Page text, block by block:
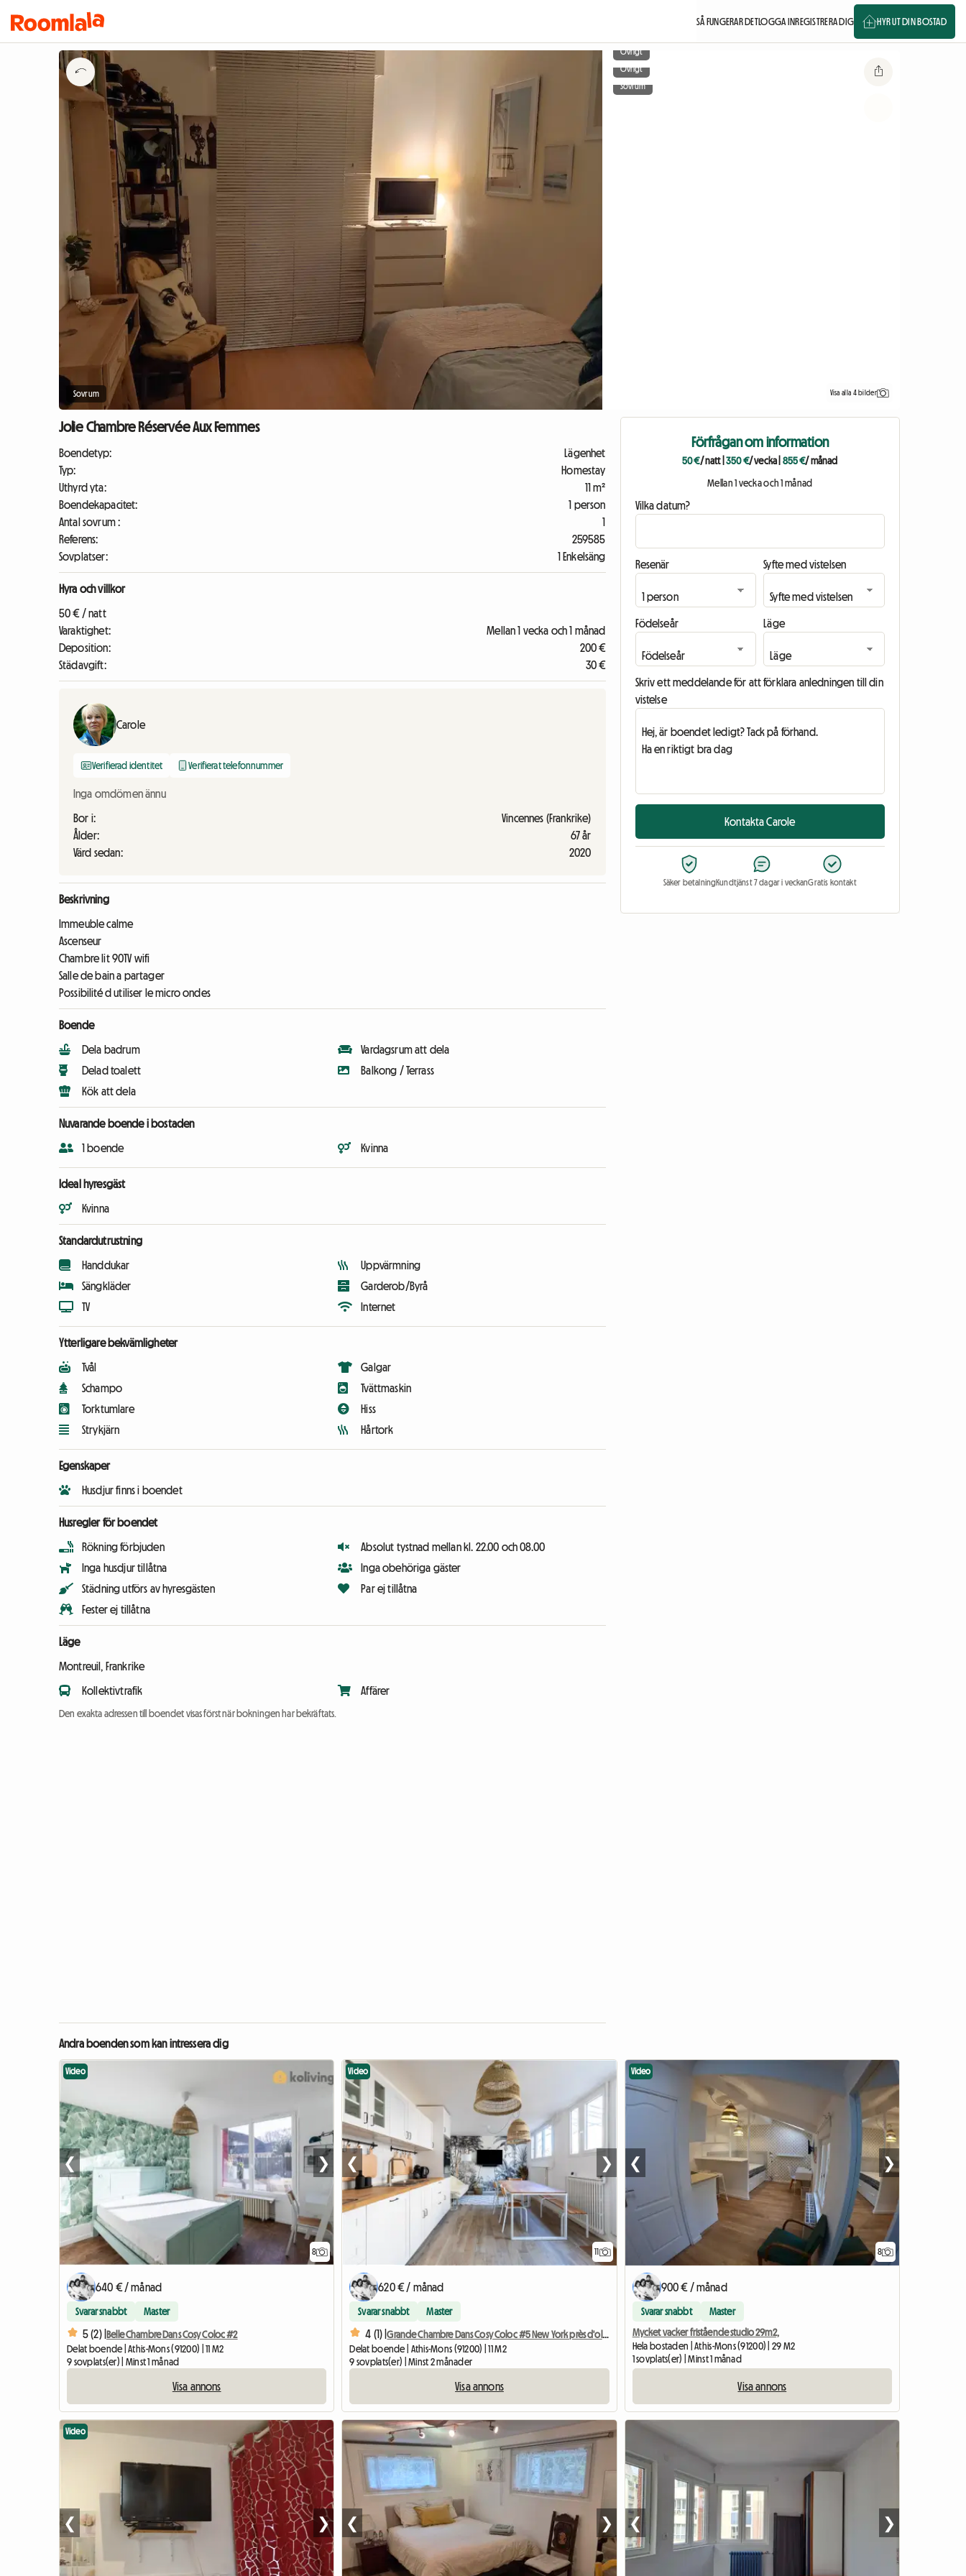
SÅ FUNGERAR DETLOGGA INREGISTRERA DIG HYR UT DIN BOSTAD
Sovrum
Övrigt
Övrigt
Sovrum
Visa alla 4 bilder
Jolie Chambre Réservée Aux Femmes
Boendetyp:
Lägenhet
Typ:
Homestay
Uthyrd yta:
11 m²
Boendekapacitet:
1 person
Antal sovrum :
1
Referens:
259585
Sovplatser:
1 Enkelsäng
Hyra och villkor
50 € / natt
Varaktighet:
Mellan 1 vecka och 1 månad
Deposition:
200 €
Städavgift:
30 €
Carole
Verifierad identitet Verifierat telefonnummer
Inga omdömen ännu
Bor i:
Vincennes (Frankrike)
Ålder:
67 år
Värd sedan:
2020
Beskrivning
Immeuble calme
Ascenseur
Chambre lit 90TV wifi
Salle de bain a partager
Possibilité d utiliser le micro ondes
Boende
Dela badrum
Delad toalett
Kök att dela
Vardagsrum att dela
Balkong / Terrass
Nuvarande boende i bostaden
1 boende Kvinna
Ideal hyresgäst
Kvinna
Standardutrustning
Handdukar
Sängkläder
TV
Uppvärmning
Garderob/Byrå
Internet
Ytterligare bekvämligheter
Tvål
Schampo
Torktumlare
Strykjärn
Galgar
Tvättmaskin
Hiss
Hårtork
Egenskaper
Husdjur finns i boendet
Husregler för boendet
Rökning förbjuden
Inga husdjur tillåtna
Städning utförs av hyresgästen
Fester ej tillåtna
Absolut tystnad mellan kl. 22.00 och 08.00
Inga obehöriga gäster
Par ej tillåtna
Läge
Montreuil, Frankrike
Kollektivtrafik Affärer
Den exakta adressen till boendet visas först när bokningen har bekräftats.
Förfrågan om information
50 €/ natt|350 €/ vecka 855 €/ månad
Mellan 1 vecka och 1 månad
Vilka datum?
Resenär Syfte med vistelsen
Födelseår Läge
Skriv ett meddelande för att förklara anledningen till din
vistelse
Kontakta Carole
Säker betalningKundtjänst 7 dagar i veckanGratis kontakt
Andra boenden som kan intressera dig
8
Video
❮ ❯
640 € / månad
Svarar snabbt Master
5 (2) |Belle Chambre Dans Cosy Coloc #2
Delat boende | Athis-Mons (91200) | 11 M2
9 sovplats(er) | Minst 1 månad
Visa annons
11
Video
❮ ❯
620 € / månad
Svarar snabbt Master
4 (1) |
Grande Chambre Dans Cosy Coloc #5 New York près d'olry
Delat boende | Athis-Mons (91200) | 11 M2
9 sovplats(er) | Minst 2 månader
Visa annons
8
Video
❮ ❯
900 € / månad
Svarar snabbt Master
Mycket vacker fristående studio 29m2,
Hela bostaden | Athis-Mons (91200) | 29 M2
1 sovplats(er) | Minst 1 månad
Visa annons
Video
❮ ❯ ❮ ❯ ❮ ❯